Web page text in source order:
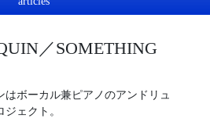
／SOMETHING
はボーカル兼ピアノのアンドリュ
ェクト。